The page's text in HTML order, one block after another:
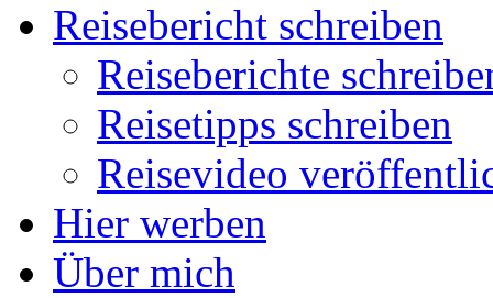
Reisebericht schreiben
Reiseberichte
Reisetipps schreiben
Reisevideo
Hier werben
Über mich